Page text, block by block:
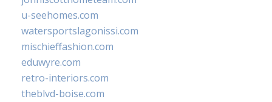
u-seehomes.com
watersportslagonissi.com
mischieffashion.com
eduwyre.com
retro-interiors.com
theblvd-boise.com